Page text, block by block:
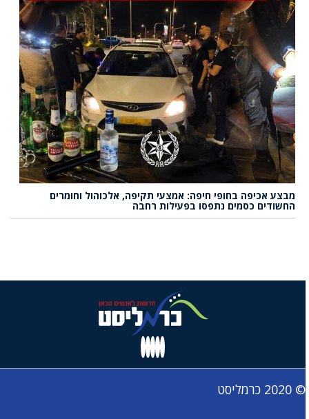
מבצע אכיפה בחופי חיפה: אמצעי תקיפה, אלכוהול וחומרים
החשודים כסמים נתפסו בפעילות רחבה
© 2020 כרמליסט